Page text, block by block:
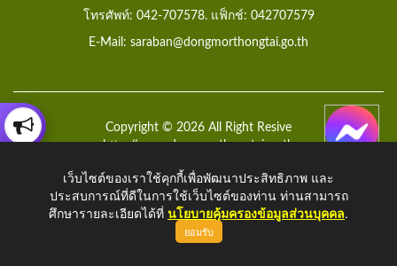
โทรศัพท์: 042-707578. แฟ็กช์: 042707579
E-Mail: saraban@dongmorthongtai.go.th
Copyright © 2026 All Right Resive
http://www.dongmorthongtai.go.th
เว็บไซต์ของเราใช้คุกกี้เพื่อพัฒนาประสิทธิภาพ และ
ประสบการณ์ที่ดีในการใช้เว็บไซต์ของท่าน ท่านสามารถ
ศึกษารายละเอียดได้ที่ นโยบายคุ้มครองข้อมูลส่วนบุคคล.
ยอมรับ